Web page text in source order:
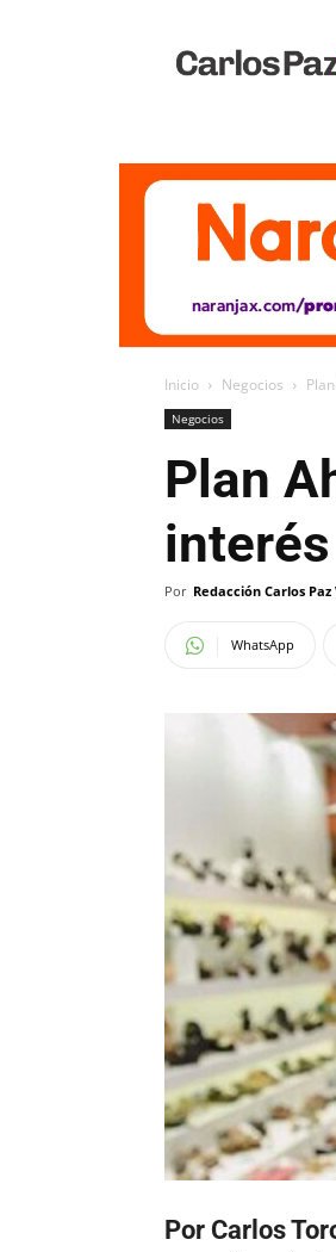
Vivo
Inicio Negocios
Negocios
Plan
interés
Por Redacción Carlos Paz
WhatsApp
Por Carlos